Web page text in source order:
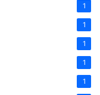
1
1
1
1
1